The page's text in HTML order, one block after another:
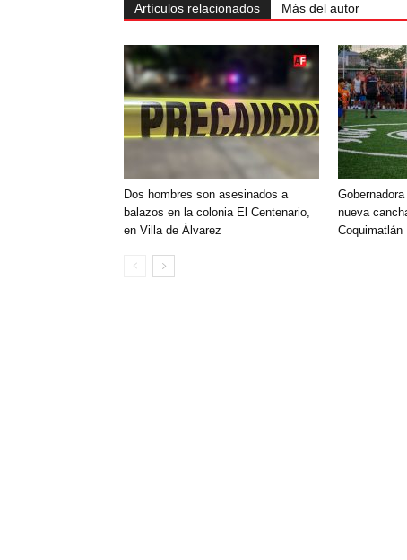
Artículos relacionados Más del autor
Dos hombres son asesinados a
balazos en la colonia El Centenario,
en Villa de Álvarez
nueva
Coquimatlán